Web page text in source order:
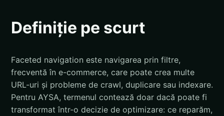
Definiție pe scurt
Faceted navigation este navigarea prin filtre,
frecventă în e-commerce, care poate crea multe
URL-uri și probleme de crawl, duplicare sau indexare.
Pentru AYSA, termenul contează doar dacă poate fi
transformat într-o decizie de optimizare: ce reparăm,